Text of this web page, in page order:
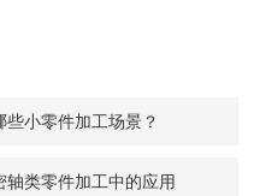
小零件加工场景？
类零件加工中的应用